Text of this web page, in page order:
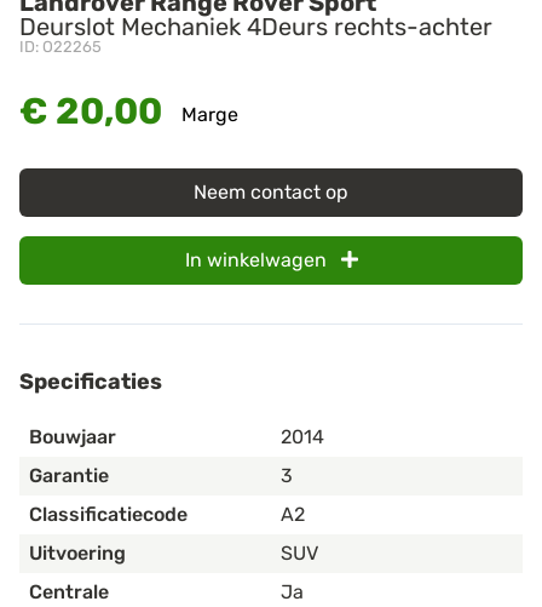
Deurslot Mechaniek 4Deurs rechts-achter
ID: O22265
€ 20,00 Marge
Neem contact op
In winkelwagen
Specificaties
Bouwjaar
2014
Garantie
3
Classificatiecode
A2
Uitvoering
SUV
Centrale
Ja